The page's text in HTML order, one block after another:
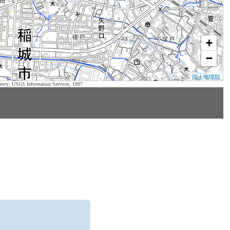
+
−
国土地理院
USGS Information Services, 1997.